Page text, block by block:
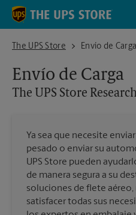
Skip to content
Return to Nav
The UPS Store
The UPS Store Research Blvd
Envío de Carga
Envío de Carga
The UPS Store
Ya sea que necesite
pesado o enviar su
UPS Store pueden
de manera segura a su
soluciones de flete
satisfacer todas sus